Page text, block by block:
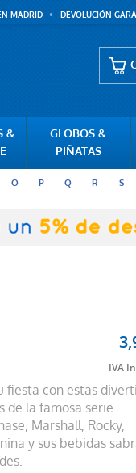
MADRID DEVOLUCIÓN
&
GLOBOS &
PIÑATAS
O P Q R S
fiesta con estas
de la famosa serie.
Marshall, Rocky,
y sus bebidas